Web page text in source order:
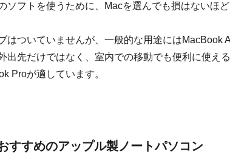
ソフトを使うために、Macを選んでも損はないほど
はついていませんが、一般的な用途にはMacBook
出先だけではなく、室内での移動でも便利に使え
Proが適しています。
すすめのアップル製ノートパソコン